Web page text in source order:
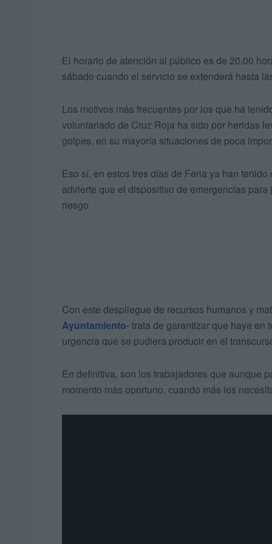
El horario de atención al público es de 20.00
sábado cuando el servicio se extenderá hasta
Los motivos más frecuentes por los que ha
voluntariado de Cruz Roja ha sido por heridas
golpes, en su mayoría situaciones de poca
Eso sí, en estos tres días de Feria ya han
advierte que el dispositivo de emergencias
riesgo.
Con este despliegue de recursos humanos y
Ayuntamiento- trata de garantizar que haya
urgencia que se pudiera producir en el
En definitiva, son los trabajadores que aunque
momento más oportuno, cuando más los